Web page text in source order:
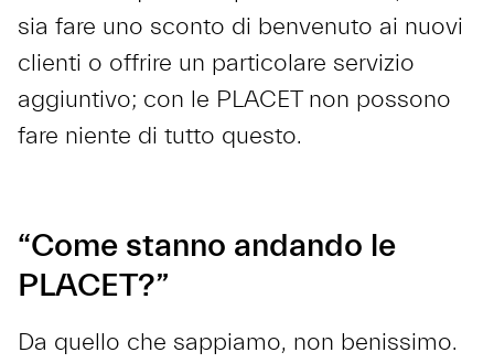
sia fare uno sconto di benvenuto ai nuovi
clienti o offrire un particolare servizio
aggiuntivo; con le PLACET non possono
fare niente di tutto questo.
“Come stanno andando le
PLACET?”
Da quello che sappiamo, non benissimo.